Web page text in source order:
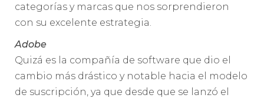
categorías y marcas que nos sorprendieron
con su excelente estrategia.
Adobe
Quizá es la compañía de software que dio el
cambio más drástico y notable hacia el modelo
de suscripción, ya que desde que se lanzó el